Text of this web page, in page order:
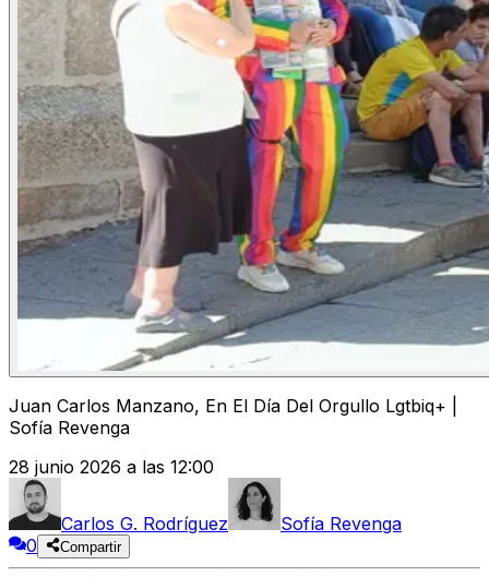
Juan Carlos Manzano, En El Día Del Orgullo Lgtbiq+ |
Sofía Revenga
28 junio 2026 a las 12:00
Carlos G. Rodríguez
Sofía Revenga
0
Compartir